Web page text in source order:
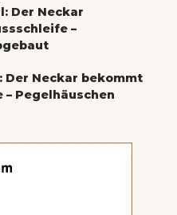
Der Neckar
–
Der Neckar bekommt
Pegelhäuschen